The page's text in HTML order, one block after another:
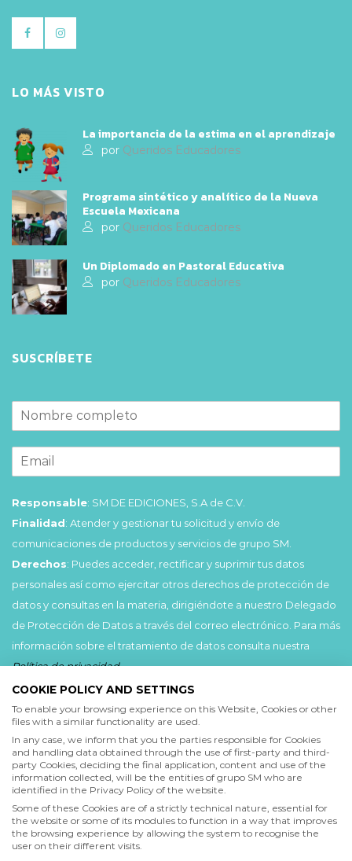
LO MÁS VISTO
La importancia de la estima en el aprendizaje
por Queridos Educadores
Programa sintético y analítico de la Nueva
Escuela Mexicana
por Queridos Educadores
Un Diplomado en Pastoral Educativa
por Queridos Educadores
SUSCRÍBETE
Responsable: SM DE EDICIONES, S.A de C.V.
Finalidad: Atender y gestionar tu solicitud y envío de
comunicaciones de productos y servicios de grupo SM.
Derechos: Puedes acceder, rectificar y suprimir tus datos
personales así como ejercitar otros derechos de protección de
datos y consultas en la materia, dirigiéndote a nuestro Delegado
de Protección de Datos a través del correo electrónico. Para más
información sobre el tratamiento de datos consulta nuestra
Política de privacidad.
He leído y acepto lasCondiciones de uso
Política de privacidad
Acepto
Deseo recibir comunicaciones comerciales de grupo SM
Enviar
COOKIE POLICY AND SETTINGS
To enable your browsing experience on this Website, Cookies or other
files with a similar functionality are used.
In any case, we inform that you the parties responsible for Cookies
and handling data obtained through the use of first-party and third-
party Cookies, deciding the final application, content and use of the
information collected, will be the entities of grupo SM who are
identified in the Privacy Policy of the website.
Some of these Cookies are of a strictly technical nature, essential for
the website or some of its modules to function in a way that improves
the browsing experience by allowing the system to recognise the
user on their different visits.